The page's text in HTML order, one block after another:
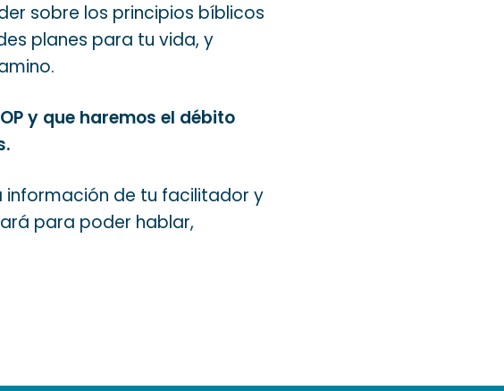
sobre los principios bíblicos
planes para tu vida, y
y que haremos el débito
información de tu facilitador y
para poder hablar,